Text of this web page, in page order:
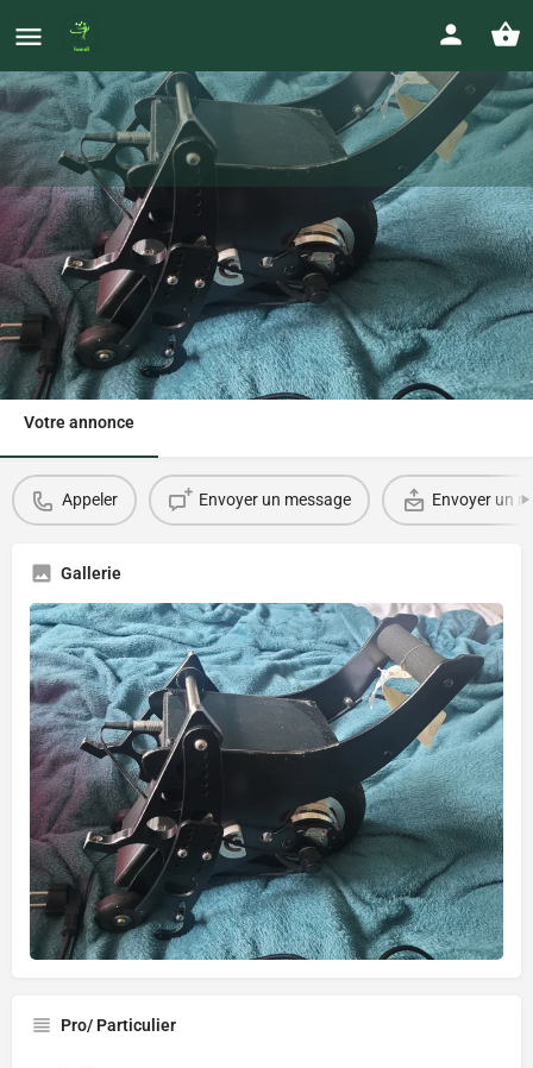
Acekare Yomper
Prix
1 200€ 0628165030
lililavrai@hotmail.com
Votre annonce
Appeler Envoyer un message Envoyer un
Gallerie
Pro/ Particulier